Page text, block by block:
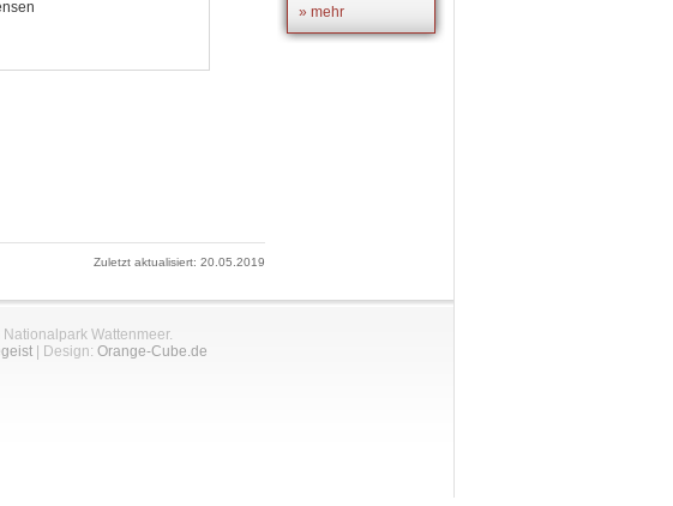
» mehr
Zuletzt aktualisiert: 20.05.2019
Wattenmeer.
| Design: Orange-Cube.de